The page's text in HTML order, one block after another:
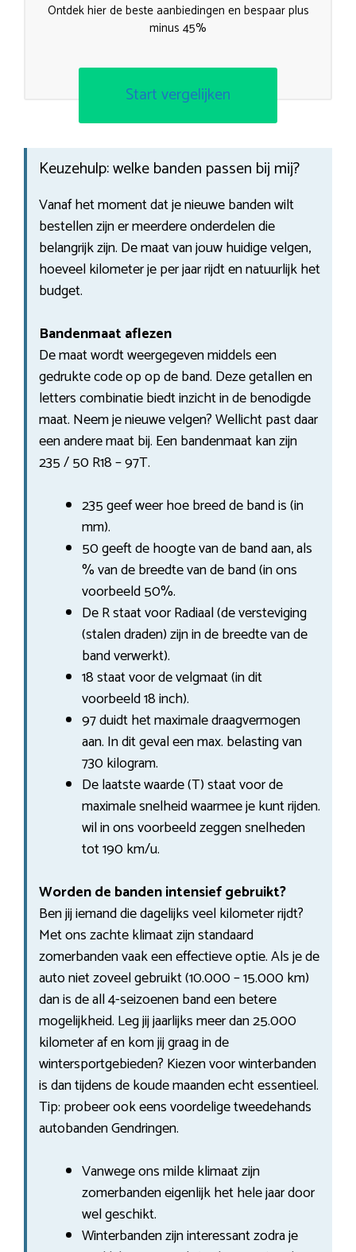
Ontdek hier de beste aanbiedingen en bespaar plus
minus 45%
Start vergelijken
Keuzehulp: welke banden passen bij mij?
Vanaf het moment dat je nieuwe banden wilt
bestellen zijn er meerdere onderdelen die
belangrijk zijn. De maat van jouw huidige velgen,
hoeveel kilometer je per jaar rijdt en natuurlijk het
budget.
Bandenmaat aflezen
De maat wordt weergegeven middels een
gedrukte code op op de band. Deze getallen en
letters combinatie biedt inzicht in de benodigde
maat. Neem je nieuwe velgen? Wellicht past daar
een andere maat bij. Een bandenmaat kan zijn
235 / 50 R18 – 97T.
235 geef weer hoe breed de band is (in
mm).
50 geeft de hoogte van de band aan, als
% van de breedte van de band (in ons
voorbeeld 50%.
De R staat voor Radiaal (de versteviging
(stalen draden) zijn in de breedte van de
band verwerkt).
18 staat voor de velgmaat (in dit
voorbeeld 18 inch).
97 duidt het maximale draagvermogen
aan. In dit geval een max. belasting van
730 kilogram.
De laatste waarde (T) staat voor de
maximale snelheid waarmee je kunt rijden.
wil in ons voorbeeld zeggen snelheden
tot 190 km/u.
Worden de banden intensief gebruikt?
Ben jij iemand die dagelijks veel kilometer rijdt?
Met ons zachte klimaat zijn standaard
zomerbanden vaak een effectieve optie. Als je de
auto niet zoveel gebruikt (10.000 – 15.000 km)
dan is de all 4-seizoenen band een betere
mogelijkheid. Leg jij jaarlijks meer dan 25.000
kilometer af en kom jij graag in de
wintersportgebieden? Kiezen voor winterbanden
is dan tijdens de koude maanden echt essentieel.
Tip: probeer ook eens voordelige tweedehands
autobanden Gendringen.
Vanwege ons milde klimaat zijn
zomerbanden eigenlijk het hele jaar door
wel geschikt.
Winterbanden zijn interessant zodra je